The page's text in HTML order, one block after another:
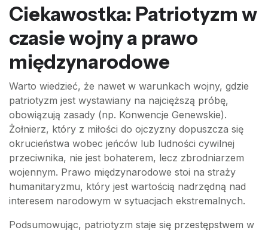
Ciekawostka: Patriotyzm w
czasie wojny a prawo
międzynarodowe
Warto wiedzieć, że nawet w warunkach wojny, gdzie
patriotyzm jest wystawiany na najcięższą próbę,
obowiązują zasady (np. Konwencje Genewskie).
Żołnierz, który z miłości do ojczyzny dopuszcza się
okrucieństwa wobec jeńców lub ludności cywilnej
przeciwnika, nie jest bohaterem, lecz zbrodniarzem
wojennym. Prawo międzynarodowe stoi na straży
humanitaryzmu, który jest wartością nadrzędną nad
interesem narodowym w sytuacjach ekstremalnych.
Podsumowując, patriotyzm staje się przestępstwem w